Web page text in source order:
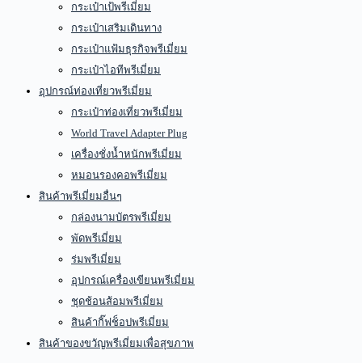
กระเป๋าเป้พรีเมี่ยม
กระเป๋าเสริมเดินทาง
กระเป๋าแฟ้มธุรกิจพรีเมี่ยม
กระเป๋าไอทีพรีเมี่ยม
อุปกรณ์ท่องเที่ยวพรีเมี่ยม
กระเป๋าท่องเที่ยวพรีเมี่ยม
World Travel Adapter Plug
เครื่องชั่งน้ำหนักพรีเมี่ยม
หมอนรองคอพรีเมี่ยม
สินค้าพรีเมี่ยมอื่นๆ
กล่องนามบัตรพรีเมี่ยม
พัดพรีเมี่ยม
ร่มพรีเมี่ยม
อุปกรณ์เครื่องเขียนพรีเมี่ยม
ชุดช้อนส้อมพรีเมี่ยม
สินค้ากิ๊ฟช็อปพรีเมี่ยม
สินค้าของขวัญพรีเมี่ยมเพื่อสุขภาพ